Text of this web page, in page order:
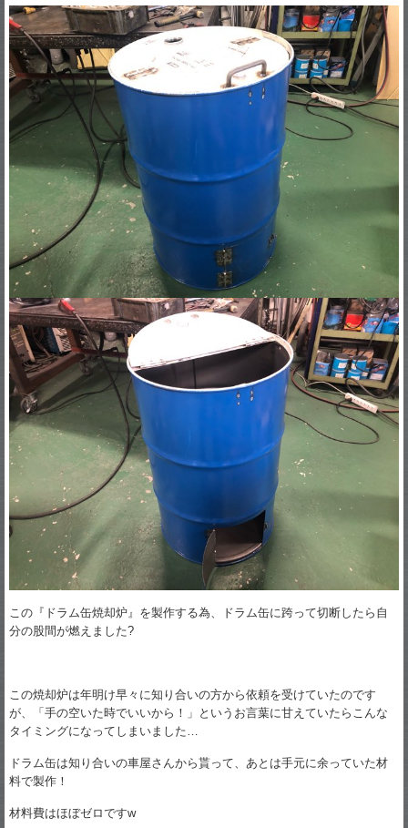
この『ドラム缶焼却炉』を製作する為、ドラム缶に跨って切断したら自
分の股間が燃えました?
この焼却炉は年明け早々に知り合いの方から依頼を受けていたのです
が、「手の空いた時でいいから！」というお言葉に甘えていたらこんな
タイミングになってしまいました…
ドラム缶は知り合いの車屋さんから貰って、あとは手元に余っていた材
料で製作！
材料費はほぼゼロですw